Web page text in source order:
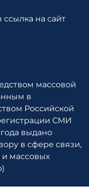
на сайт
массовой
в
Российской
СМИ
выдано
в сфере связи,
массовых